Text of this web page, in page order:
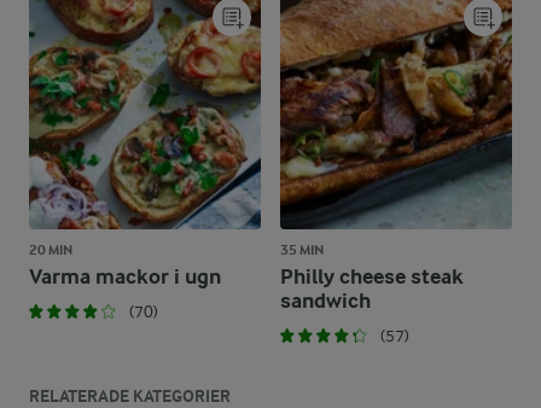
20 MIN
Varma mackor i ugn
(70)
35 MIN
Philly cheese steak
sandwich
(57)
RELATERADE KATEGORIER